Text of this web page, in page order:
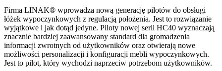
Firma LINAK® wprowadza nową generację pilotów do obsługi
łóżek wypoczynkowych z regulacją położenia. Jest to rozwiązanie
wyjątkowe i jak dotąd jedyne. Piloty nowej serii HC40 wyznaczają
znacznie bardziej zaawansowany standard dla gromadzenia
informacji zwrotnych od użytkowników oraz otwierają nowe
możliwości personalizacji i konfiguracji mebli wypoczynkowych.
Jest to pilot, który wychodzi naprzeciw potrzebom użytkowników.